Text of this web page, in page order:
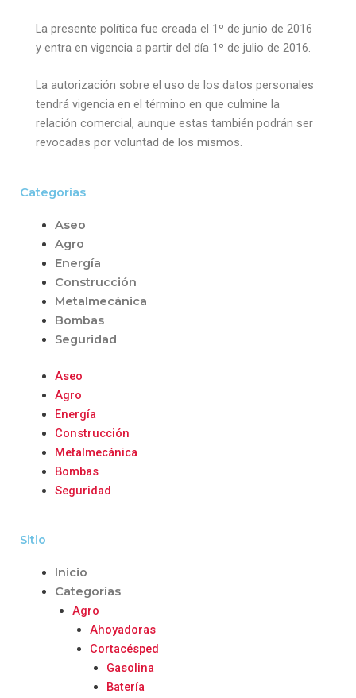
La presente política fue creada el 1º de junio de 2016
y entra en vigencia a partir del día 1º de julio de 2016.
La autorización sobre el uso de los datos personales
tendrá vigencia en el término en que culmine la
relación comercial, aunque estas también podrán ser
revocadas por voluntad de los mismos.
Categorías
Aseo
Agro
Energía
Construcción
Metalmecánica
Bombas
Seguridad
Aseo
Agro
Energía
Construcción
Metalmecánica
Bombas
Seguridad
Sitio
Inicio
Categorías
Agro
Ahoyadoras
Cortacésped
Gasolina
Batería